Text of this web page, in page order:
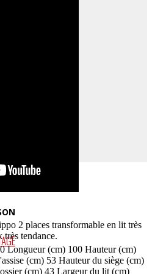
2 places transformable en lit très
tendance.
Longueur (cm) 100 Hauteur (cm)
(cm) 53 Hauteur du siège (cm)
(cm) 43 Largeur du lit (cm)